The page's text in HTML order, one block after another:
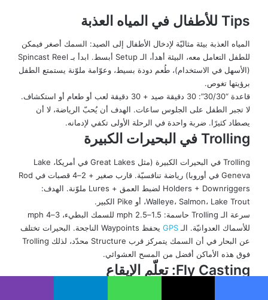
Tips للأطفال في المياه العذبة
المياه العذبة بيئة مثاليّة لإدخال الأطفال إلى الصيد: السمك أصغر فيمكن
للطفل التعامل معه، البيئة أهدأ، الـ Setup أبسط. ابدأ بـ Spincast Reel
(الأسهل في الاستخدام)، طُعم دودة بسيط، وعوّامة ملوّنة يستمتع الطفل
برؤيتها تغوص.
قاعدة “30/30”: 30 دقيقة صيد + 30 دقيقة لعب أو طعام أو استكشاف.
لا تجبر الطفل على الجلوس ساعات. الهدف أن يُحبّ الرياضة، لا أن
يصطاد كثيرًا. ضربة واحدة في الرحلة الأولى تكفي لإدمانه.
Trolling في البحيرات الكبيرة
Trolling في البحيرات الكبيرة (مثل Great Lakes في أمريكا، Lake
Geneva في أوروبا) رياضة تنافسيّة. قارب صغير + 2–4 قصبات في Rod
Holders + Downriggers لضبط العمق + Lures ملوّنة. الهدف:
Walleye، Salmon، Lake Trout، أو Pike الكبير.
سرعة الـ Trolling حاسمة: 1.5–2.5 mph للسمك البطيء، 3–4 mph
للأسماك العدوانيّة. الـ GPS
يحفظ Waypoints الناجحة. البحيرات تختلف
عن البحار في أن السمك يتمركز قرب Structure محدّد، لذلك Trolling
فوق هذه الأماكن أفضل من المسح العشوائي.
Fly Casting: تعلّم الإيقاع